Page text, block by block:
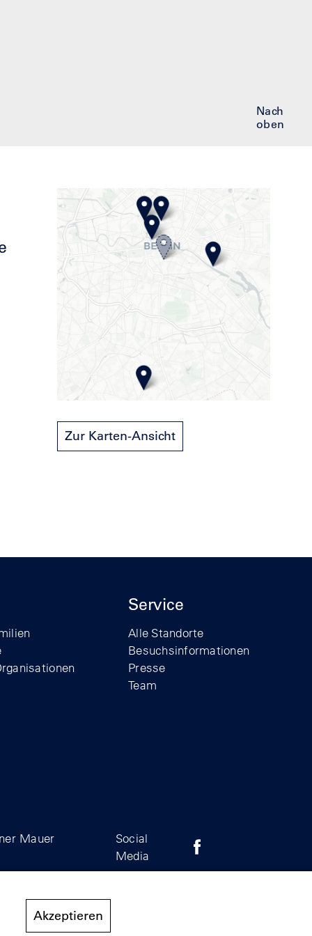
Nach
oben
Zur Karten-Ansicht
Service
Alle Standorte
Besuchsinformationen
Presse
Team
Mauer
Social
Media
Zum Facebook-Profil
Akzeptieren